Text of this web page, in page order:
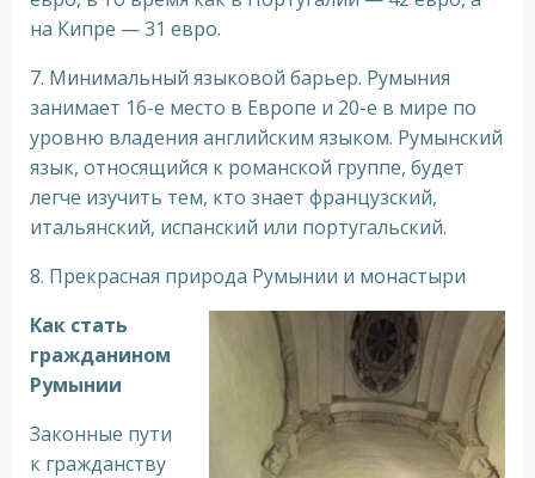
на Кипре — 31 евро.
7. Минимальный языковой барьер. Румыния
занимает 16-е место в Европе и 20-е в мире по
уровню владения английским языком. Румынский
язык, относящийся к романской группе, будет
легче изучить тем, кто знает французский,
итальянский, испанский или португальский.
8. Прекрасная природа Румынии и монастыри
Как стать
гражданином
Румынии
Законные пути
к гражданству